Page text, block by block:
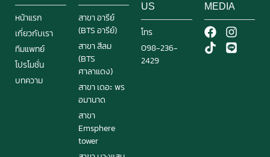
หน้าแรก
เกี่ยวกับเรา
ทีมแพทย์
โปรโมชั่น
บทความ
สาขา อารีย์
(BTS อารีย์)
สาขา สีลม
(BTS
ศาลาแดง)
สาขา เดอะ พร
อมานาด
สาขา
Emsphere
tower
US
โทร
098-236-
2429
MEDIA